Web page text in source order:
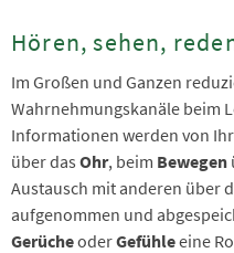
Hören, sehen,
Im Großen und Ganzen
Wahrnehmungskanäle beim
Informationen werden von
über das Ohr, beim Bewegen
Austausch mit anderen über
aufgenommen und
GerücheoderGefühleeine